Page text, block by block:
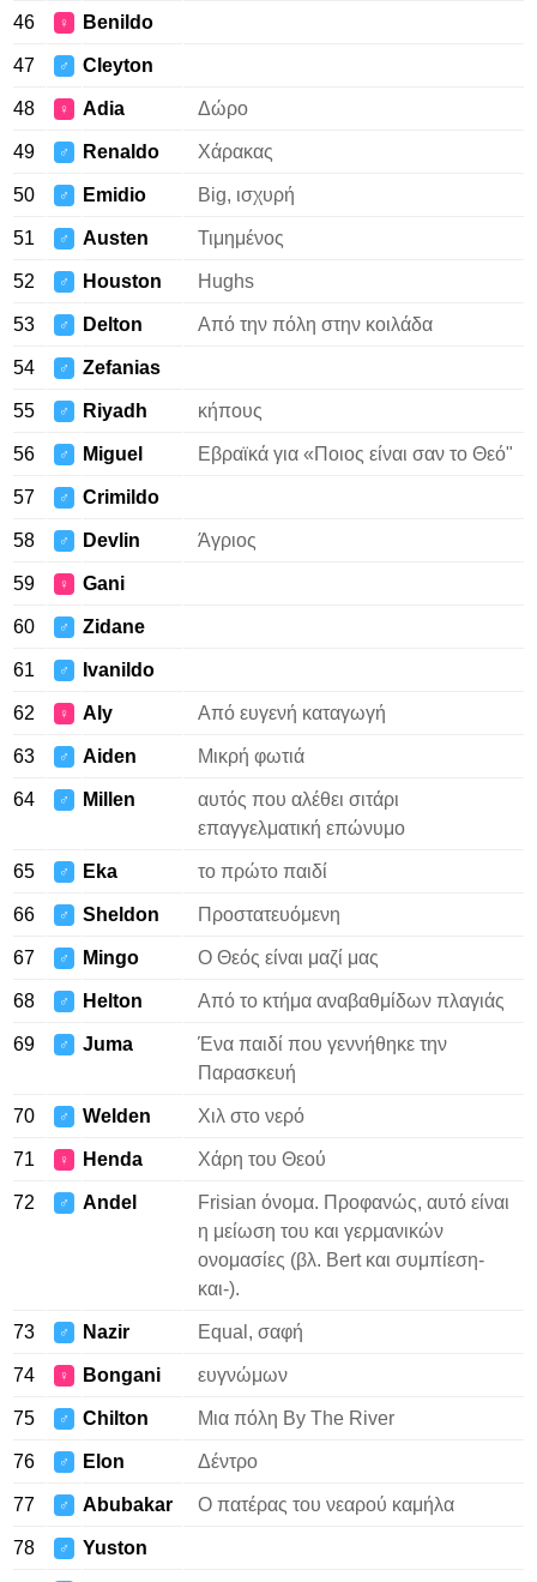
46 ♀ Benildo
47 ♂ Cleyton
48 ♀ Adia Δώρο
49 ♂ Renaldo Χάρακας
50 ♂ Emidio Big, ισχυρή
51 ♂ Austen Τιμημένος
52 ♂ Houston Hughs
53 ♂ Delton Από την πόλη στην κοιλάδα
54 ♂ Zefanias
55 ♂ Riyadh κήπους
56 ♂ Miguel Εβραϊκά για «Ποιος είναι σαν το Θεό"
57 ♂ Crimildo
58 ♂ Devlin Άγριος
59 ♀ Gani
60 ♂ Zidane
61 ♂ Ivanildo
62 ♀ Aly Από ευγενή καταγωγή
63 ♂ Aiden Μικρή φωτιά
64 ♂ Millen
αυτός που αλέθει σιτάρι
επαγγελματική επώνυμο
65 ♂ Eka το πρώτο παιδί
66 ♂ Sheldon Προστατευόμενη
67 ♂ Mingo Ο Θεός είναι μαζί μας
68 ♂ Helton Από το κτήμα αναβαθμίδων πλαγιάς
69 ♂ Juma
Ένα παιδί που γεννήθηκε την
Παρασκευή
70 ♂ Welden Χιλ στο νερό
71 ♀ Henda Χάρη του Θεού
72 ♂ Andel
Frisian όνομα. Προφανώς, αυτό είναι
η μείωση του και γερμανικών
ονομασίες (βλ. Bert και συμπίεση-
και-).
73 ♂ Nazir Equal, σαφή
74 ♀ Bongani ευγνώμων
75 ♂ Chilton Μια πόλη By The River
76 ♂ Elon Δέντρο
77 ♂ Abubakar Ο πατέρας του νεαρού καμήλα
78 ♂ Yuston